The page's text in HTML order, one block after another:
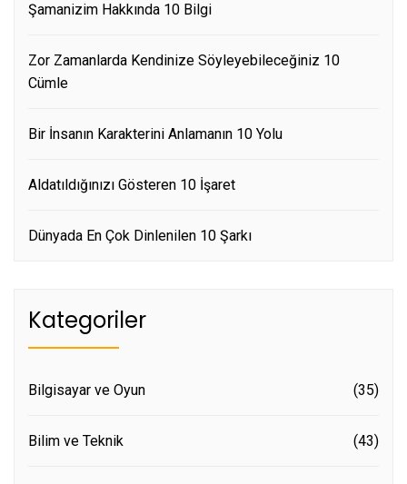
Şamanizim Hakkında 10 Bilgi
Zor Zamanlarda Kendinize Söyleyebileceğiniz 10
Cümle
Bir İnsanın Karakterini Anlamanın 10 Yolu
Aldatıldığınızı Gösteren 10 İşaret
Dünyada En Çok Dinlenilen 10 Şarkı
Kategoriler
Bilgisayar ve Oyun (35)
Bilim ve Teknik (43)